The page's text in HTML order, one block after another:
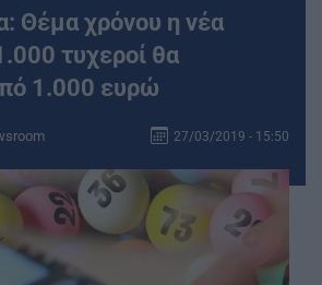
Θέμα χρόνου η νέα
τυχεροί θα
1.000 ευρώ
27/03/2019 - 15:50